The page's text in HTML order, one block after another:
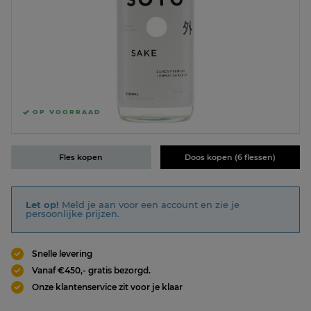
OP VOORRAAD
Fles kopen Doos kopen (6 flessen)
Let op! Meld je aan voor een account en zie je
persoonlijke prijzen.
Snelle levering
Vanaf €450,- gratis bezorgd.
Onze klantenservice zit voor je klaar